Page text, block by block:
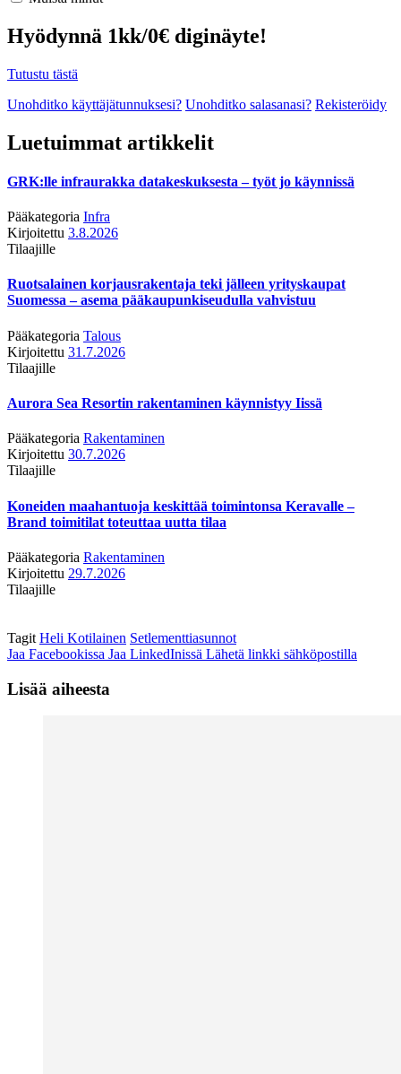
Hyödynnä 1kk/0€ diginäyte!
Tutustu tästä
Unohditko käyttäjätunnuksesi? Unohditko salasanasi? Rekisteröidy
Luetuimmat artikkelit
GRK:lle infraurakka datakeskuksesta – työt jo käynnissä
Pääkategoria Infra
Kirjoitettu 3.8.2026
Tilaajille
Ruotsalainen korjausrakentaja teki jälleen yrityskaupat
Suomessa – asema pääkaupunkiseudulla vahvistuu
Pääkategoria Talous
Kirjoitettu 31.7.2026
Tilaajille
Aurora Sea Resortin rakentaminen käynnistyy Iissä
Pääkategoria Rakentaminen
Kirjoitettu 30.7.2026
Tilaajille
Koneiden maahantuoja keskittää toimintonsa Keravalle –
Brand toimitilat toteuttaa uutta tilaa
Pääkategoria Rakentaminen
Kirjoitettu 29.7.2026
Tilaajille
Tagit Heli Kotilainen Setlementtiasunnot
Jaa Facebookissa Jaa LinkedInissä Lähetä linkki sähköpostilla
Lisää aiheesta